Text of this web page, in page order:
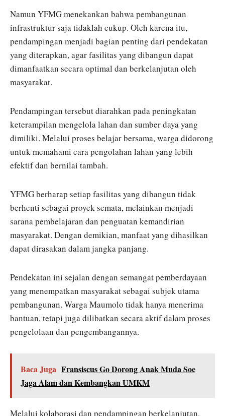
Namun YFMG menekankan bahwa pembangunan
infrastruktur saja tidaklah cukup. Oleh karena itu,
pendampingan menjadi bagian penting dari pendekatan
yang diterapkan, agar fasilitas yang dibangun dapat
dimanfaatkan secara optimal dan berkelanjutan oleh
masyarakat.
Pendampingan tersebut diarahkan pada peningkatan
keterampilan mengelola lahan dan sumber daya yang
dimiliki. Melalui proses belajar bersama, warga didorong
untuk memahami cara pengolahan lahan yang lebih
efektif dan bernilai tambah.
YFMG berharap setiap fasilitas yang dibangun tidak
berhenti sebagai proyek semata, melainkan menjadi
sarana pembelajaran dan penguatan kemandirian
masyarakat. Dengan demikian, manfaat yang dihasilkan
dapat dirasakan dalam jangka panjang.
Pendekatan ini sejalan dengan semangat pemberdayaan
yang menempatkan masyarakat sebagai subjek utama
pembangunan. Warga Maumolo tidak hanya menerima
bantuan, tetapi juga dilibatkan secara aktif dalam proses
pengelolaan dan pengembangannya.
Baca Juga Fransiscus Go Dorong Anak Muda Soe
Jaga Alam dan Kembangkan UMKM
Melalui kolaborasi dan pendampingan berkelanjutan,